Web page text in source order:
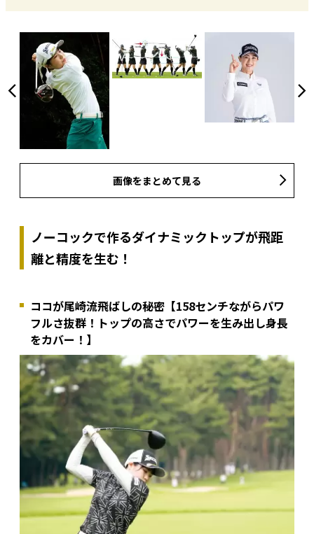
画像をまとめて見る
ノーコックで作るダイナミックトップが飛距
離と精度を生む！
ココが尾崎流飛ばしの秘密【158センチながらパワ
フルさ抜群！トップの高さでパワーを生み出し身長
をカバー！】